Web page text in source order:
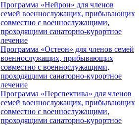
Программа «Нейрон» для членов
семей военнослужащих, прибывающих
совместно с военнослужащими,
проходящими санаторно-курортное
лечение
Программа «Остеон» для членов семей
военнослужащих, прибывающих
совместно с военнослужащими,
проходящими санаторно-курортное
лечение
Программа «Перспектива» для членов
семей военнослужащих, прибывающих
совместно с военнослужащими,
проходящими санаторно-курортное